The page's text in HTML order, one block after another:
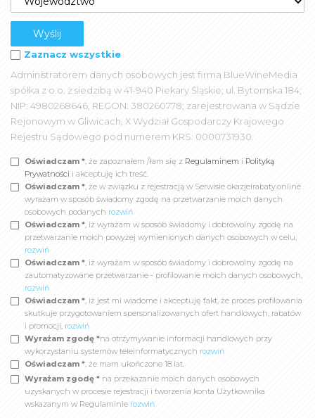
Zaznacz wszystkie
Administratorem danych osobowych jest firma BlueWineMedia
spółka z o.o. z siedzibą w 41-940 Piekary Śląskie; ul. Bytomska 184;
NIP: 4980268646, REGON: 380260778; zarejestrowana w Sądzie
Rejonowym w Gliwicach, X Wydział Gospodarczy Krajowego
Rejestru Sądowego pod numerem KRS: 0000731930.
Oświadczam *, że zapoznałem /łam się z Regulaminem i Polityką
Prywatności i akceptuję ich treść.
Oświadczam *, że w związku z rejestracją w Serwisie okazjeirabaty.online
wyrażam w sposób świadomy zgodę na przetwarzanie moich danych
osobowych podanych rozwiń
Oświadczam *, iż wyrażam w sposób świadomy i dobrowolny zgodę na
przetwarzanie moich powyżej wymienionych danych osobowych w celu,
rozwiń
Oświadczam *, iż wyrażam w sposób świadomy i dobrowolny zgodę na
zautomatyzowane przetwarzanie - profilowanie moich danych osobowych,
rozwiń
Oświadczam *, iż jest mi wiadome i akceptuję fakt, że proces profilowania
skutkuje przygotowaniem spersonalizowanych ofert handlowych, rabatów
i promocji, rozwiń
Wyrażam zgodę *na otrzymywanie informacji handlowych przy
wykorzystaniu systemów teleinformatycznych rozwiń
Oświadczam *, że mam ukończone 18 lat.
Wyrażam zgodę * na przekazanie moich danych osobowych
uzyskanych w procesie rejestracji i tworzenia konta Użytkownika
wskazanym w Regulaminie rozwiń